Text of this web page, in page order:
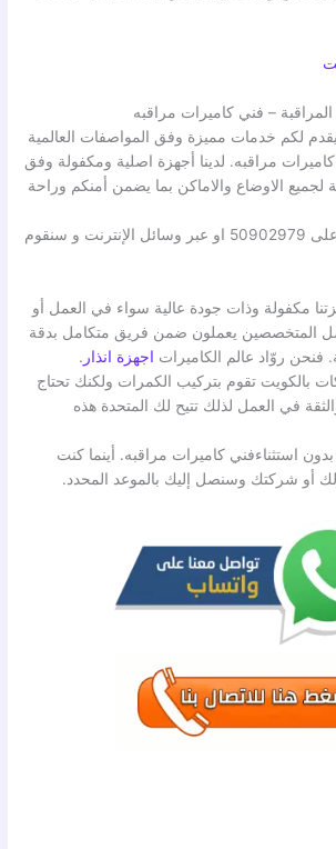
– فني كاميرات مراقبه
لكم خدمات مميزة وفق المواصفات العالمية
مراقبه. لدينا أجهزة اصلية ومكفولة وفق
الاوضاع والاماكن بما يضمن أمنكم وراحة
يمكنكم التواصل معنا على 50902979 او عبر وسائل الإنترنت و سنقوم
مكفولة وذات جودة عالية سواء في العمل أو
المتخصصين يعملون ضمن فريق متكامل بدقة
فنحن روّاد عالم الكاميرات اجهزة انذار .
بالكويت تقوم بتركيب الكمرات ولكنك تحتاج
في العمل لذلك تتيح لك المتحدة هذه
بدون استثناءفني كاميرات مراقبه​. أينما كنت
أو شركتك وسنصل إليك بالموعد المحدد.